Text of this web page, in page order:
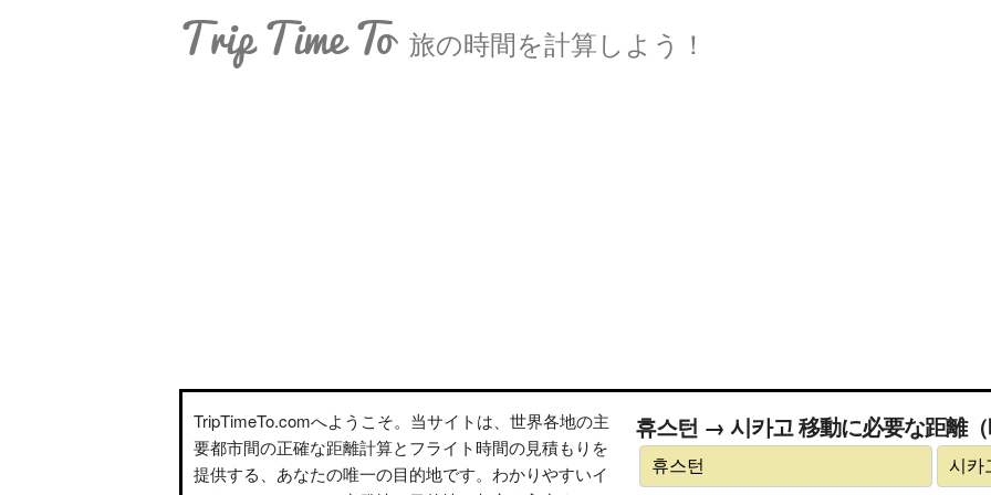
Trip Time To 旅の時間を計算しよう！
TripTimeTo.comへようこそ。当サイトは、世界各地の主
要都市間の正確な距離計算とフライト時間の見積もりを
提供する、あなたの唯一の目的地です。わかりやすいイ
휴스턴 → 시카고 移動に必要な距離